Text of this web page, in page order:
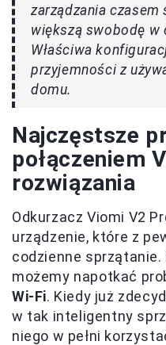
zarządzania czasem
większą swobodę w
Właściwa
przyjemności z
domu.
Najczęstsze
połączeniem
rozwiązania
Odkurzacz Viomi V2
urządzenie, które z
codzienne
możemy napotkać
Wi-Fi. Kiedy już
w tak inteligentny
niego w pełni